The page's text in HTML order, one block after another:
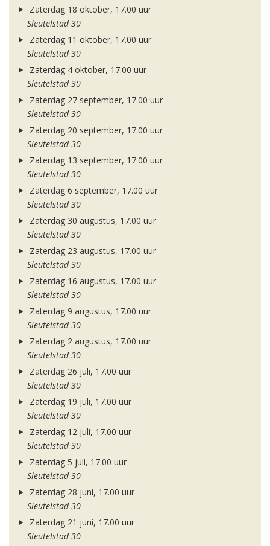
Zaterdag 18 oktober, 17.00 uur
Sleutelstad 30
Zaterdag 11 oktober, 17.00 uur
Sleutelstad 30
Zaterdag 4 oktober, 17.00 uur
Sleutelstad 30
Zaterdag 27 september, 17.00 uur
Sleutelstad 30
Zaterdag 20 september, 17.00 uur
Sleutelstad 30
Zaterdag 13 september, 17.00 uur
Sleutelstad 30
Zaterdag 6 september, 17.00 uur
Sleutelstad 30
Zaterdag 30 augustus, 17.00 uur
Sleutelstad 30
Zaterdag 23 augustus, 17.00 uur
Sleutelstad 30
Zaterdag 16 augustus, 17.00 uur
Sleutelstad 30
Zaterdag 9 augustus, 17.00 uur
Sleutelstad 30
Zaterdag 2 augustus, 17.00 uur
Sleutelstad 30
Zaterdag 26 juli, 17.00 uur
Sleutelstad 30
Zaterdag 19 juli, 17.00 uur
Sleutelstad 30
Zaterdag 12 juli, 17.00 uur
Sleutelstad 30
Zaterdag 5 juli, 17.00 uur
Sleutelstad 30
Zaterdag 28 juni, 17.00 uur
Sleutelstad 30
Zaterdag 21 juni, 17.00 uur
Sleutelstad 30